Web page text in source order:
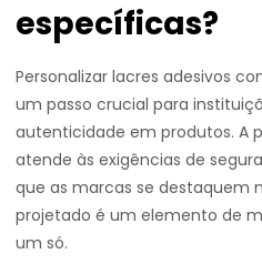
específicas?
Personalizar lacres adesivos
um passo crucial para
autenticidade em produtos. A
atende às exigências de
que as marcas se destaquem
projetado é um elemento de
um só.